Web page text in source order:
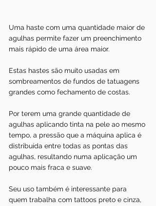
Uma haste com uma quantidade maior de
agulhas permite fazer um preenchimento
mais rápido de uma área maior.
Estas hastes são muito usadas em
sombreamentos de fundos de tatuagens
grandes como fechamento de costas.
Por terem uma grande quantidade de
agulhas aplicando tinta na pele ao mesmo
tempo, a pressão que a máquina aplica é
distribuída entre todas as pontas das
agulhas, resultando numa aplicação um
pouco mais fraca e suave.
Seu uso também é interessante para
quem trabalha com tattoos preto e cinza,